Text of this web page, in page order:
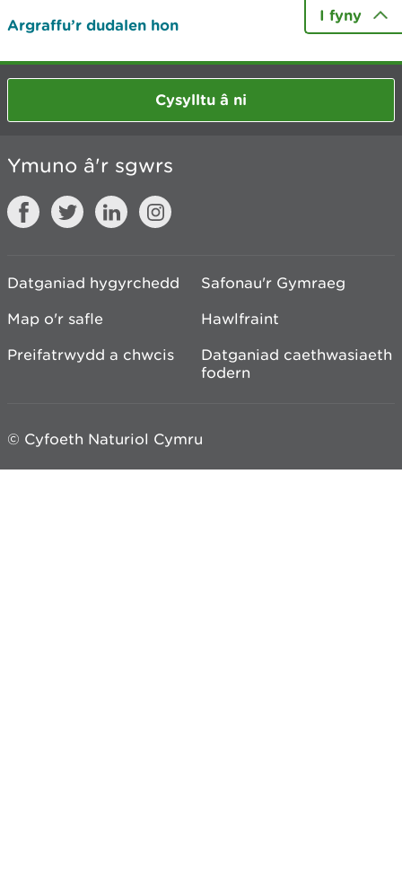
Argraffu’r dudalen hon
I fyny
Cysylltu â ni
Ymuno â'r sgwrs
Datganiad hygyrchedd
Safonau'r Gymraeg
Map o'r safle
Hawlfraint
Preifatrwydd a chwcis
Datganiad caethwasiaeth
fodern
© Cyfoeth Naturiol Cymru